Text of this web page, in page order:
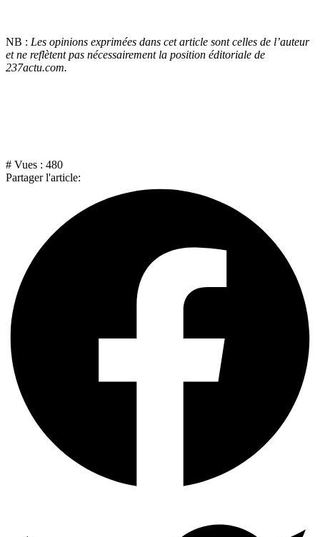
NB : Les opinions exprimées dans cet article sont celles de l’auteur
et ne reflètent pas nécessairement la position éditoriale de
237actu.com.
# Vues : 480
Partager l'article: